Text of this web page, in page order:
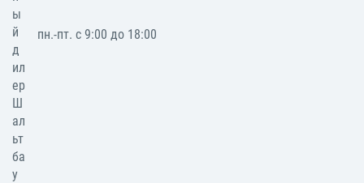
пн.-пт. с 9:00 до 18:00